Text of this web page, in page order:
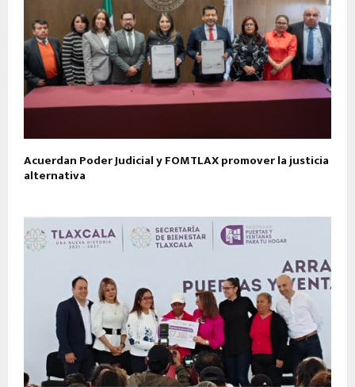
Acuerdan Poder Judicial y FOMTLAX promover la justicia
alternativa